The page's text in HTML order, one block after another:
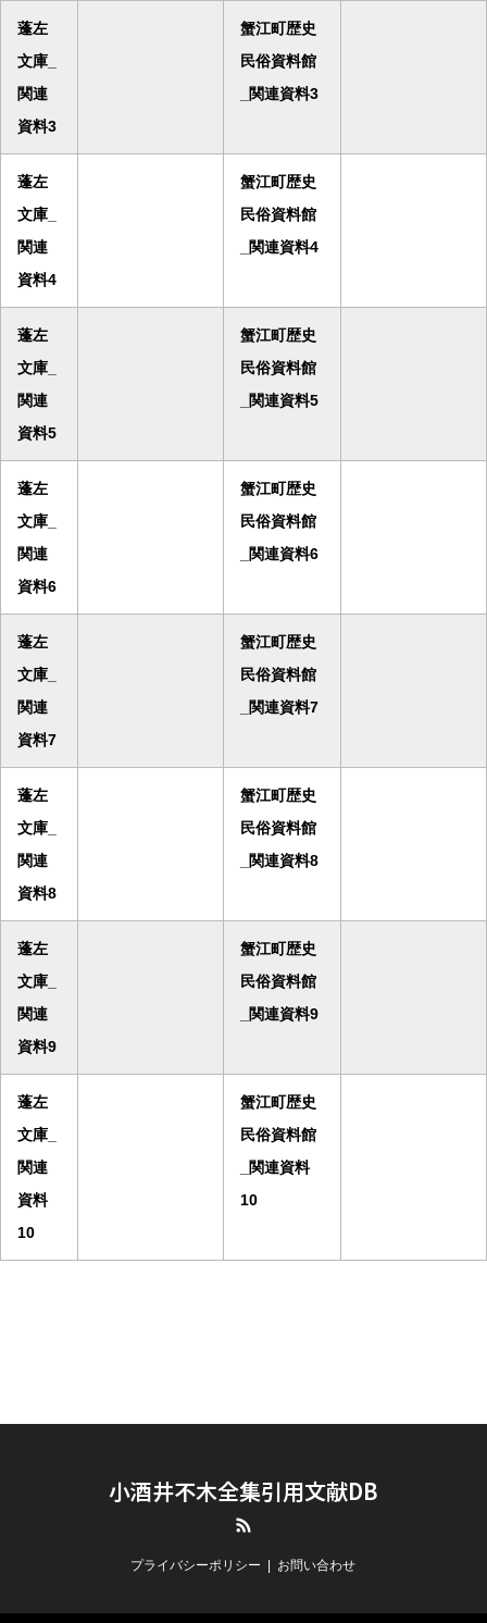
蓬左
文庫_
関連
資料3
蟹江町歴史
民俗資料館
_関連資料3
蓬左
文庫_
関連
資料4
蟹江町歴史
民俗資料館
_関連資料4
蓬左
文庫_
関連
資料5
蟹江町歴史
民俗資料館
_関連資料5
蓬左
文庫_
関連
資料6
蟹江町歴史
民俗資料館
_関連資料6
蓬左
文庫_
関連
資料7
蟹江町歴史
民俗資料館
_関連資料7
蓬左
文庫_
関連
資料8
蟹江町歴史
民俗資料館
_関連資料8
蓬左
文庫_
関連
資料9
蟹江町歴史
民俗資料館
_関連資料9
蓬左
文庫_
関連
資料
10
蟹江町歴史
民俗資料館
_関連資料
10
小酒井不木全集引用文献DB
プライバシーポリシー お問い合わせ